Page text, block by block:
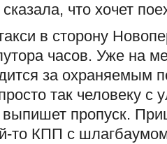
что хочет
в сторону
часов. Уже на
за охраняемым
так человеку с
пропуск.
то КПП с